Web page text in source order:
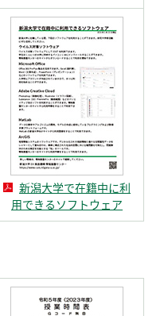
新潟大学で在籍中に利
用できるソフトウェア